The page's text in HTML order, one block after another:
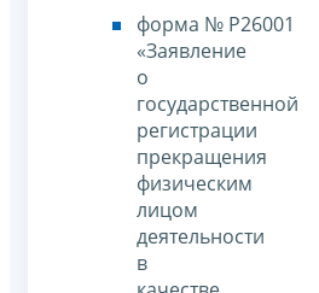
форма № Р26001
«Заявление
о
государственной
регистрации
прекращения
физическим
лицом
деятельности
в